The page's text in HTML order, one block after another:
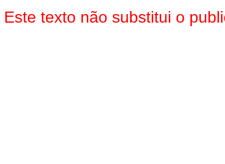
Este texto não substitui o